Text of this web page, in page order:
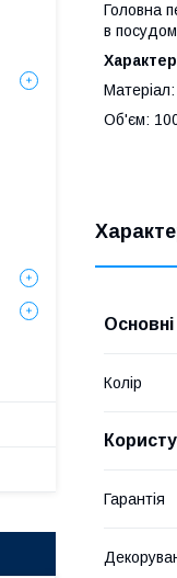
Головна
в
Об'єм:
Колір
Гарантія